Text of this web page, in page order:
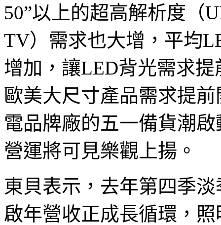
50”以上的超高解析度（
TV）需求也大增，平均
增加，讓LED背光需求
歐美大尺寸產品需求提
電品牌廠的五一備貨潮
營運將可見樂觀上揚。
東貝表示，去年第四季
啟年營收正成長循環，